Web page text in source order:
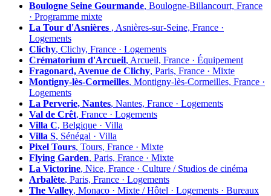
Boulogne Seine Gourmande, Boulogne-Billancourt, France
· Programme mixte
La Tour d'Asnières , Asnières-sur-Seine, France ·
Logements
Clichy, Clichy, France · Logements
Crématorium d'Arcueil, Arcueil, France · Équipement
Fragonard, Avenue de Clichy, Paris, France · Mixte
Montigny-lès-Cormeilles, Montigny-lès-Cormeilles, France ·
Logements
La Perverie, Nantes, Nantes, France · Logements
Val de Crêt, France · Logements
Villa C, Belgique · Villa
Villa S, Sénégal · Villa
Pixel Tours, Tours, France · Mixte
Flying Garden, Paris, France · Mixte
La Victorine, Nice, France · Culture / Studios de cinéma
Arbalète, Paris, France · Logements
The Valley, Monaco · Mixte / Hôtel · Logements · Bureaux